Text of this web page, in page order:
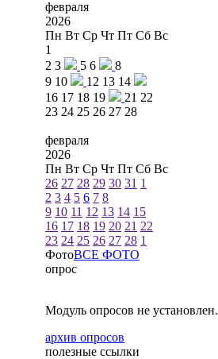
февраля
2026
Пн Вт Ср Чт Пт Сб Вс
1
2 3 5 6
8
9 10 12 13 14
16 17 18 19 21 22
23 24 25 26 27 28
февраля
2026
Пн Вт Ср Чт Пт Сб Вс
26 27 28 29 30 31 1
2 3 4 5 6 7 8
9 10 11 12 13 14 15
16 17 18 19 20 21 22
23 24 25 26 27 28 1
ФотоВСЕ ФОТО
опрос
Модуль опросов не установлен.
архив опросов
полезные ссылки